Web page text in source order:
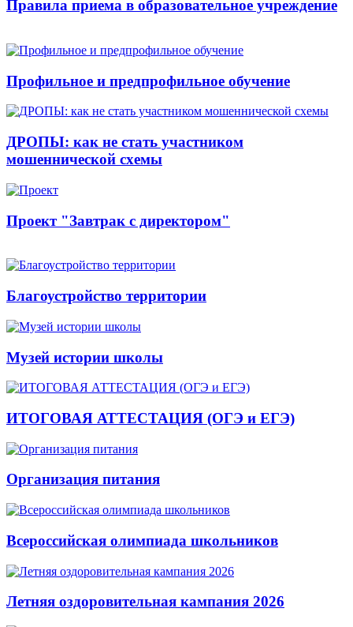
Правила приема в образовательное учреждение
Профильное и предпрофильное обучение
ДРОПЫ: как не стать участником
мошеннической схемы
Проект "Завтрак с директором"
Благоустройство территории
Музей истории школы
ИТОГОВАЯ АТТЕСТАЦИЯ (ОГЭ и ЕГЭ)
Организация питания
Всероссийская олимпиада школьников
Летняя оздоровительная кампания 2026